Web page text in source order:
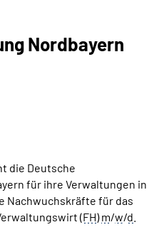
Nordbayern
die Deutsche
für ihre Verwaltungen in
Nachwuchskräfte für das
(FH)m/w/d